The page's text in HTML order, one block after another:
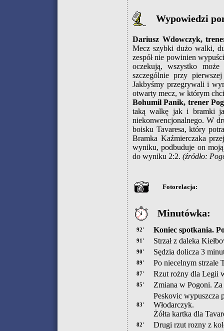
Wypowiedzi
Dariusz Wdowczyk,
Mecz szybki dużo walki,
zespół nie powinien
oczekują, wszystko
szczególnie przy
Jakbyśmy przegrywali i
otwarty mecz, w którym
Bohumil Panik, trener
taką walkę jak i bramki
niekonwencjonalnego. W
boisku Tavaresa, który
Bramka Kaźmierczaka
wyniku, podbuduje on moją
do wyniku 2:2. (źródło:
Fotorelacja:
Minutówka:
92' Koniec spotkania.
91' Strzał z daleka
90' Sędzia dolicza 3
89' Po niecelnym strzale
87' Rzut rożny dla Legii
85' Zmiana w Pogoni.
83'
Peskovic wypuszcza
Włodarczyk.
Żółta kartka dla
82' Drugi rzut rozny z